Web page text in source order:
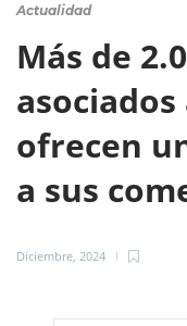
Actualidad
Más de
ofrecen
a sus
Diciembre, 2024